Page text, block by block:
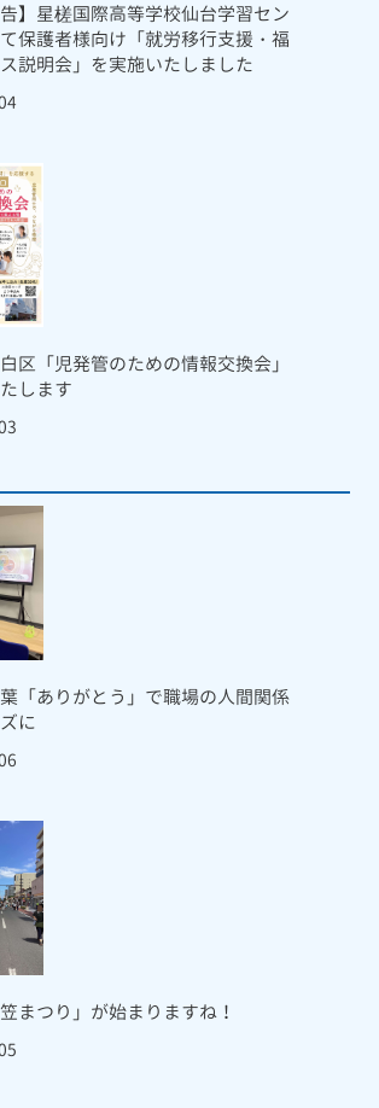
告】星槎国際高等学校仙台学習セン
保護者様向け「就労移行支援・福
説明会」を実施いたしました
区「児発管のための情報交換会」
します
「ありがとう」で職場の人間関係
に
笠まつり」が始まりますね！